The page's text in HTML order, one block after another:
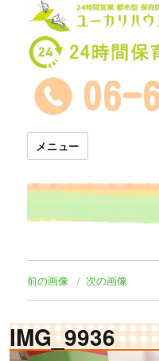
24時間託児所
メニュー
前の画像 次の画像
IMG_9936